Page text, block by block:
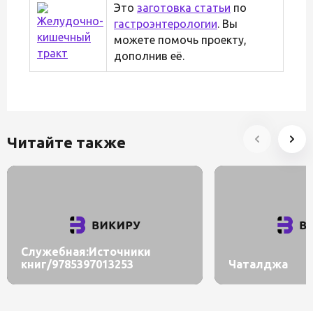
Это заготовка статьи по
гастроэнтерологии. Вы
можете помочь проекту,
дополнив её.
Читайте также
Служебная:Источники
книг/9785397013253
Чаталджа